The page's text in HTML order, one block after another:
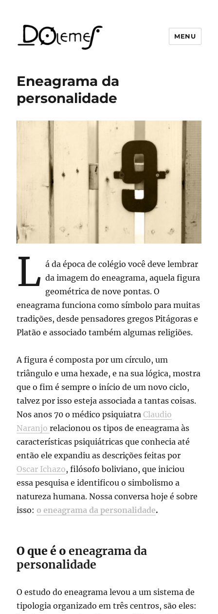
MENU
Eneagrama da
personalidade
L á da época de colégio você deve lembrar
da imagem do eneagrama, aquela figura
geométrica de nove pontas. O
eneagrama funciona como símbolo para muitas
tradições, desde pensadores gregos Pitágoras e
Platão e associado também algumas religiões.
A figura é composta por um círculo, um
triângulo e uma hexade, e na sua lógica, mostra
que o fim é sempre o início de um novo ciclo,
talvez por isso esteja associada a tantas coisas.
Nos anos 70 o médico psiquiatraClaudio
Naranjorelacionou os tipos de eneagrama às
características psiquiátricas que conhecia até
então ele expandiu as descrições feitas por
Oscar Ichazo, filósofo boliviano, que iniciou
essa pesquisa e identificou o simbolismo a
natureza humana. Nossa conversa hoje é sobre
isso: o eneagrama da personalidade.
O que é oeneagrama da
personalidade
O estudo do eneagrama levou a um sistema de
tipologia organizado em três centros, são eles: